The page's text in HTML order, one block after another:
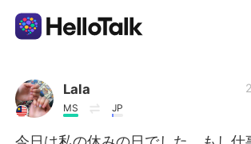
Приложение для Языкового
AI Grammar Checker
Lala
MS JP